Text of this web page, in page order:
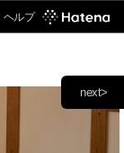
ヘルプ
next>